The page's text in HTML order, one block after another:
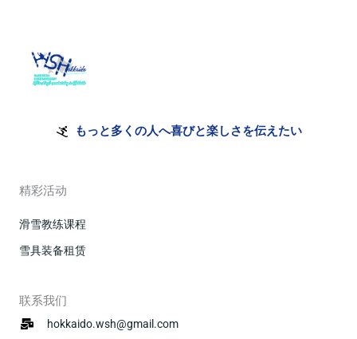
もっと多くの人へ喜びと楽しさを伝えたい
精彩活动
滑雪教练课程
雪具装备租赁
联系我们
hokkaido.wsh@gmail.com